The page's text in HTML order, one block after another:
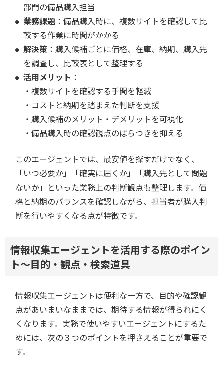
部門の備品購入担当
業務課題 ：備品購入時に、複数サイトを確認して比
較する作業に時間がかかる
解決策 ：購入候補ごとに価格、在庫、納期、購入先
を調査し、比較表として整理する
活用メリット ：
・複数サイトを確認する手間を軽減
・コストと納期を踏まえた判断を支援
・購入候補のメリット・デメリットを可視化
・備品購入時の確認観点のばらつきを抑える
このエージェントでは、最安値を探すだけでなく、
「いつ必要か」「確実に届くか」「購入先として問題
ないか」といった業務上の判断観点も整理します。価
格と納期のバランスを確認しながら、担当者が購入判
断を行いやすくなる点が特徴です。
情報収集エージェントを活用する際のポイン
ト～目的・観点・検索道具
情報収集エージェントは便利な一方で、目的や確認観
点があいまいなままでは、期待する情報が得られにく
くなります。実務で使いやすいエージェントにするた
めには、次の３つのポイントを押さえることが重要で
す。